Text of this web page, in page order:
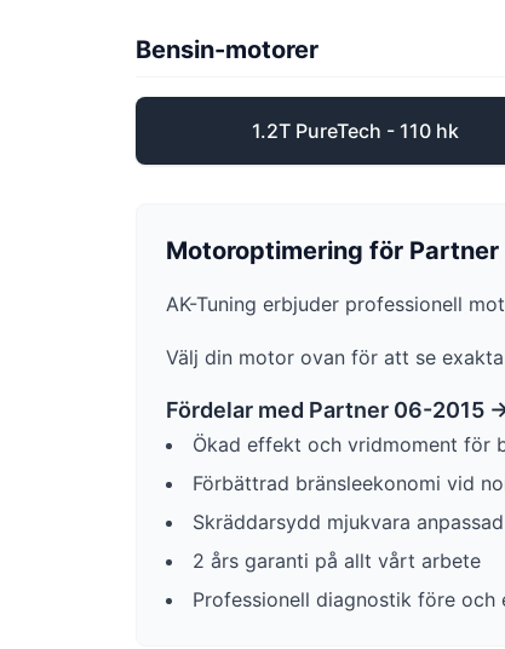
Bensin-motorer
1.2T PureTech - 110 hk
Motoroptimering för Partner
AK-Tuning erbjuder professionell
Välj din motor ovan för att se
Fördelar med Partner 06-2015 -
Ökad effekt och vridmoment för
Förbättrad bränsleekonomi vid
Skräddarsydd mjukvara
2 års garanti på allt vårt arbete
Professionell diagnostik före och